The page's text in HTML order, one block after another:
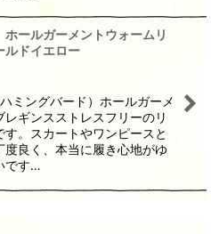
ールガーメントウォームリ
ドイエロー
ミングバード）ホールガーメ
レギンスストレスフリーのリ
す。スカートやワンピースと
度良く、本当に履き心地がゆ
です…